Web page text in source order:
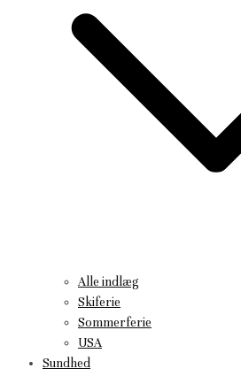
Alle indlæg
Skiferie
Sommerferie
USA
Sundhed